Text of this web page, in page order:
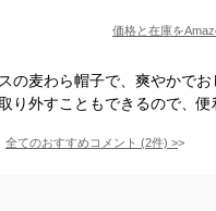
価格と在庫を
の麦わら帽子で、爽やかでお
り外すこともできるので、便
全てのおすすめコメント (2件) >